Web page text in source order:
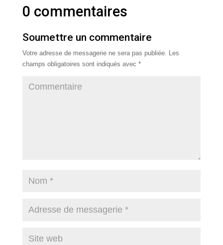
0 commentaires
Soumettre un commentaire
Votre adresse de messagerie ne sera pas publiée. Les
champs obligatoires sont indiqués avec *